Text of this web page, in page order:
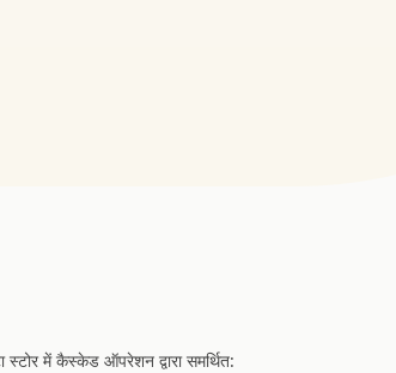
में कैस्केड ऑपरेशन द्वारा समर्थित: